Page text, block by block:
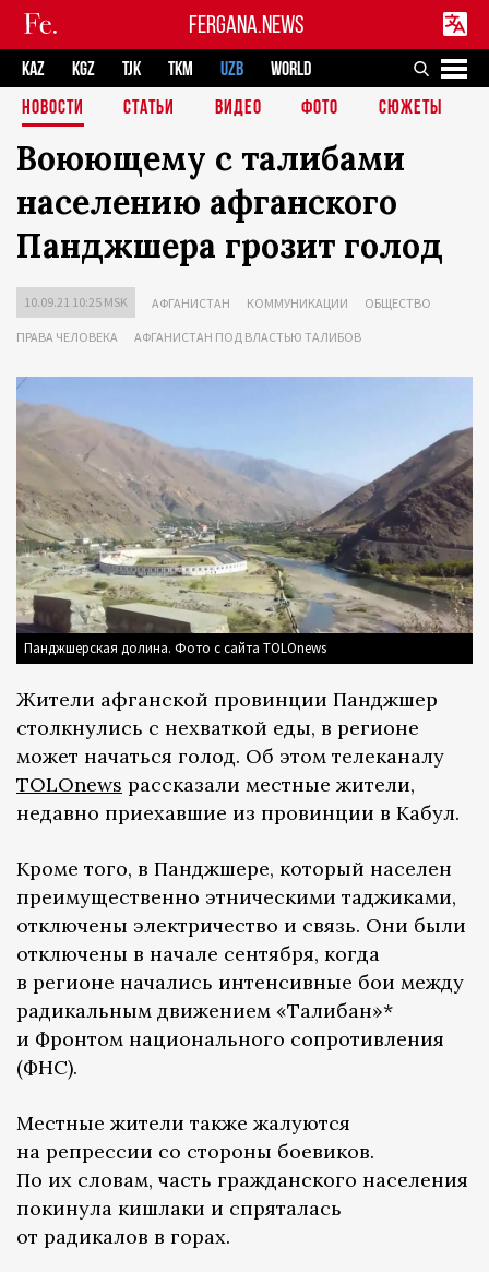
FERGANA.NEWS
KAZ KGZ TJK TKM UZB
WORLD
НОВОСТИ
СТАТЬИ ВИДЕО ФОТО СЮЖЕТЫ
Воюющему с талибами
населению афганского
Панджшера грозит голод
10.09.21 10:25 MSK АФГАНИСТАН КОММУНИКАЦИИ ОБЩЕСТВО
ПРАВА ЧЕЛОВЕКА АФГАНИСТАН ПОД ВЛАСТЬЮ ТАЛИБОВ
Панджшерская долина. Фото с сайта TOLOnews
Жители афганской провинции Панджшер
столкнулись с нехваткой еды, в регионе
может начаться голод. Об этом телеканалу
TOLOnews рассказали местные жители,
недавно приехавшие из провинции в Кабул.
Кроме того, в Панджшере, который населен
преимущественно этническими таджиками,
отключены электричество и связь. Они были
отключены в начале сентября, когда
в регионе начались интенсивные бои между
радикальным движением «Талибан»*
и Фронтом национального сопротивления
(ФНС).
Местные жители также жалуются
на репрессии со стороны боевиков.
По их словам, часть гражданского населения
покинула кишлаки и спряталась
от радикалов в горах.